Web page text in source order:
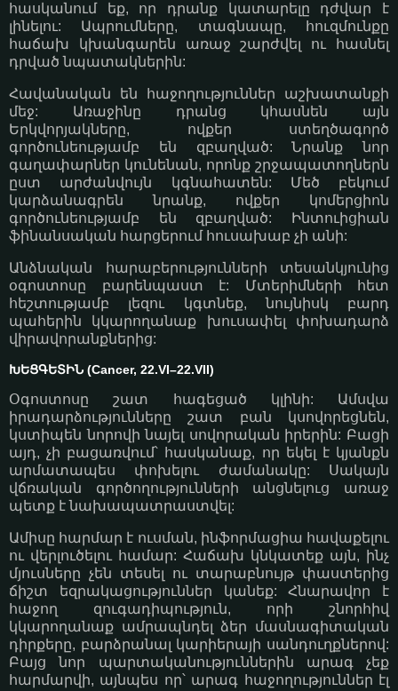
հասկանում եք, որ դրանք կատարելը դժվար է
լինելու: Ապրումները, տագնապը, հուզմունքը
հաճախ կխանգարեն առաջ շարժվել ու հասնել
դրված նպատակներին:
Հավանական են հաջողություններ աշխատանքի
մեջ: Առաջինը դրանց կհասնեն այն
Երկվորյակները, ովքեր ստեղծագործ
գործունեությամբ են զբաղված: Նրանք նոր
գաղափարներ կունենան, որոնք շրջապատողներն
ըստ արժանվույն կգնահատեն: Մեծ բեկում
կարձանագրեն նրանք, ովքեր կոմերցիոն
գործունեությամբ են զբաղված: Ինտուիցիան
ֆինանսական հարցերում հուսախաբ չի անի:
Անձնական հարաբերությունների տեսանկյունից
օգոստոսը բարենպաստ է: Մտերիմների հետ
հեշտությամբ լեզու կգտնեք, նույնիսկ բարդ
պահերին կկարողանաք խուսափել փոխադարձ
վիրավորանքներից:
ԽԵՑԳԵՏԻՆ (Cancer, 22.VI–22.VII)
Օգոստոսը շատ հագեցած կլինի: Ամսվա
իրադարձությունները շատ բան կսովորեցնեն,
կստիպեն նորովի նայել սովորական իրերին: Բացի
այդ, չի բացառվում՝ հասկանաք, որ եկել է կյանքն
արմատապես փոխելու ժամանակը: Սակայն
վճռական գործողությունների անցնելուց առաջ
պետք է նախապատրաստվել:
Ամիսը հարմար է ուսման, ինֆորմացիա հավաքելու
ու վերլուծելու համար: Հաճախ կնկատեք այն, ինչ
մյուսները չեն տեսել ու տարաբնույթ փաստերից
ճիշտ եզրակացություններ կանեք: Հնարավոր է
հաջող զուգադիպություն, որի շնորհիվ
կկարողանաք ամրապնդել ձեր մասնագիտական
դիրքերը, բարձրանալ կարիերայի սանդուղքներով:
Բայց նոր պարտականություններին արագ չեք
հարմարվի, այնպես որ՝ արագ հաջողություններ էլ